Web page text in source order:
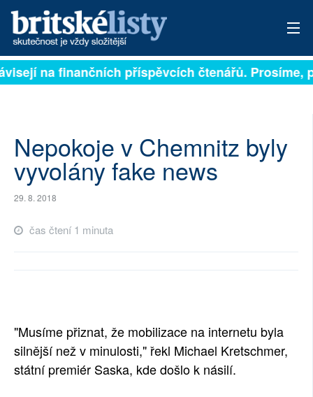
PŘIHLÁSIT
ARCHIV
ROZHOVORY
TÉMATA
NEJČTENĚJŠÍ ZA 7 DNÍ
SOCIÁLNÍ SÍTĚ
RUBRIKY
na finančních příspěvcích čtenářů. Prosíme,
Nepokoje v Chemnitz byly
vyvolány fake news
29. 8. 2018
čas čtení 1 minuta
"Musíme přiznat, že mobilizace na internetu byla
silnější než v minulosti," řekl Michael Kretschmer,
státní premiér Saska, kde došlo k násilí.